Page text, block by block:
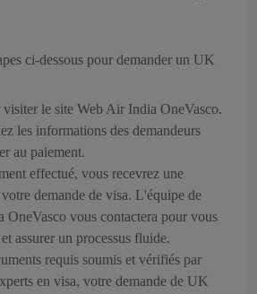
ci-dessous pour demander un UK
visiter le site Web Air India OneVasco.
les informations des demandeurs
au paiement.
effectué, vous recevrez une
demande de visa. L'équipe de
OneVasco vous contactera pour vous
assurer un processus fluide.
requis soumis et vérifiés par
en visa, votre demande de UK